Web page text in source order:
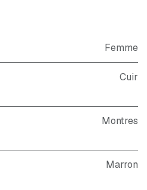
Femme
Cuir
Montres
Marron